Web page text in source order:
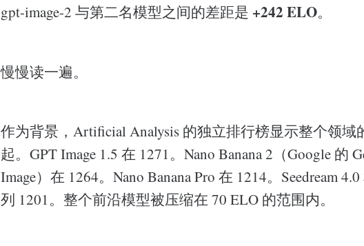
gpt-image-2 与第二名模型之间的差距是 +242 ELO。
慢慢读一遍。
作为背景，Artificial Analysis 的独立排行榜显示整个领域
起。GPT Image 1.5 在 1271。Nano Banana 2（Google 的
Image）在 1264。Nano Banana Pro 在 1214。Seedream
列 1201。整个前沿模型被压缩在 70 ELO 的范围内。